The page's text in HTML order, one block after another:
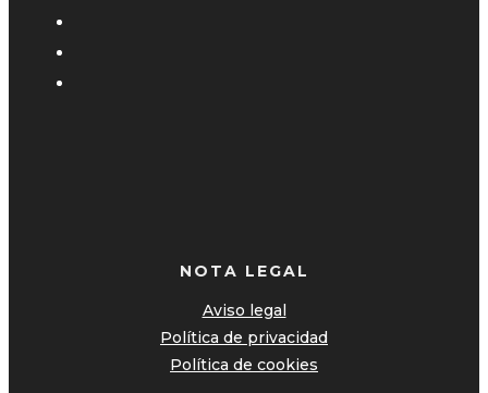
NOTA LEGAL
Aviso legal
Política de privacidad
Política de cookies